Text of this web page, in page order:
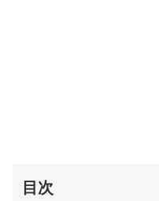
目次